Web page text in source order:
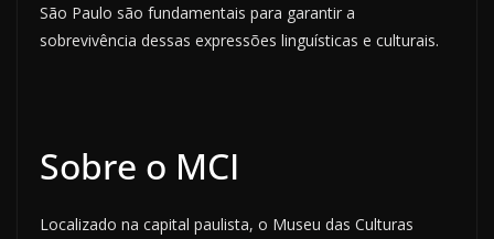
São Paulo são fundamentais para garantir a
sobrevivência dessas expressões linguísticas e culturais.
Sobre o MCI
Localizado na capital paulista, o Museu das Culturas